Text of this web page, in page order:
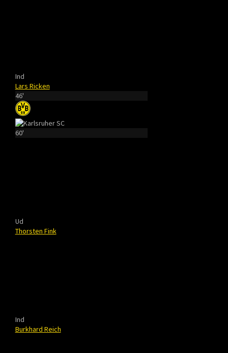
Ind
Lars Ricken
46'
60'
Ud
Thorsten Fink
Ind
Burkhard Reich